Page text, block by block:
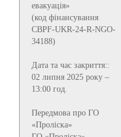
евакуація»
(код фінансування
CBPF-UKR-24-R-NGO-
34188)
Дата та час закриття::
02 липня 2025 року –
13:00 год.
Передмова про ГО
«Проліска»